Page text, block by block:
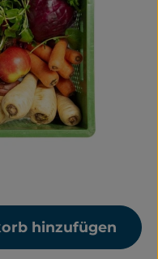
hinzufügen
zum Warenkorb